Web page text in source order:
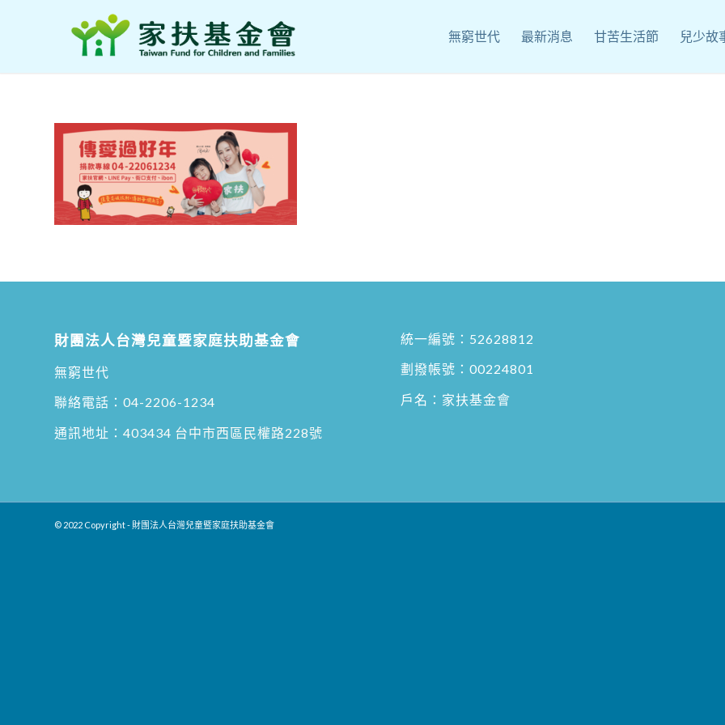
無窮世代 最新消息 甘苦生活節 兒少故
財團法人台灣兒童暨家庭扶助基金會
無窮世代
聯絡電話： 04-2206-1234
通訊地址： 403434 台中市西區民權路228號
統一編號：52628812
劃撥帳號：00224801
戶名：家扶基金會
© 2022 Copyright - 財團法人台灣兒童暨家庭扶助基金會